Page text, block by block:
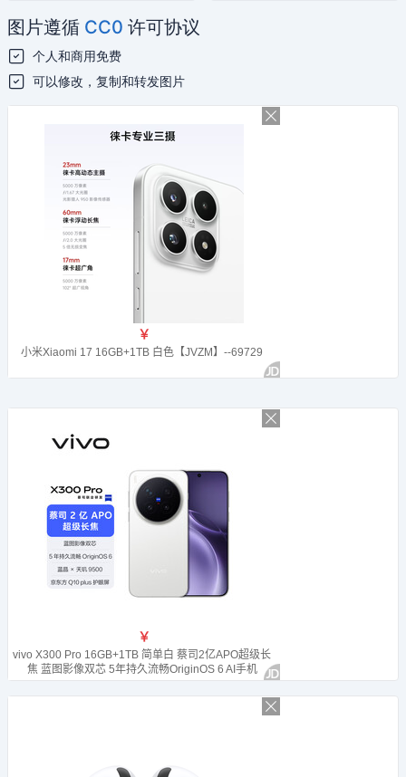
图片遵循 CC0 许可协议
个人和商用免费
可以修改，复制和转发图片